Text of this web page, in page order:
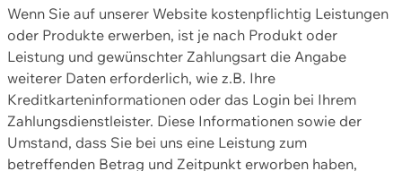
Wenn Sie auf unserer Website kostenpflichtig Leistungen
oder Produkte erwerben, ist je nach Produkt oder
Leistung und gewünschter Zahlungsart die Angabe
weiterer Daten erforderlich, wie z.B. Ihre
Kreditkarteninformationen oder das Login bei Ihrem
Zahlungsdienstleister. Diese Informationen sowie der
Umstand, dass Sie bei uns eine Leistung zum
betreffenden Betrag und Zeitpunkt erworben haben,